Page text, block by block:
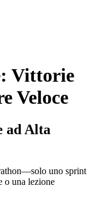
Vittorie
Veloce
ad Alta
uno sprint
o una lezione